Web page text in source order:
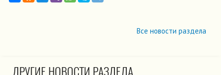
Все новости раздела
ДРУГИЕ НОВОСТИ РАЗДЕЛА